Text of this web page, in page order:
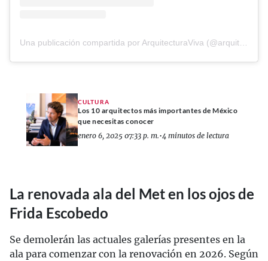
Una publicación compartida por ArquitecturaViva (@arquitecturaviva_)
CULTURA
Los 10 arquitectos más importantes de México
que necesitas conocer
enero 6, 2025 07:33 p. m.•4 minutos de lectura
La renovada ala del Met en los ojos de
Frida Escobedo
Se demolerán las actuales galerías presentes en la
ala para comenzar con la renovación en 2026. Según